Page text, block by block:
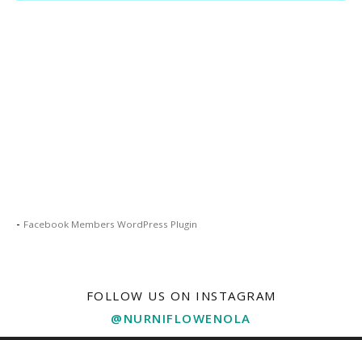
- Facebook Members WordPress Plugin
FOLLOW US ON INSTAGRAM
@NURNIFLOWENOLA